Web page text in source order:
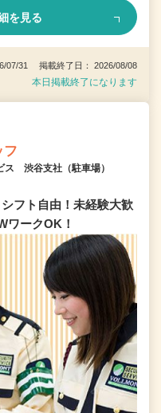
を見る
07/31 掲載終了日： 2026/08/08
本日掲載終了になります
フ
ス 渋谷支社（駐車場）
フト自由！未経験大歓
ワークOK！